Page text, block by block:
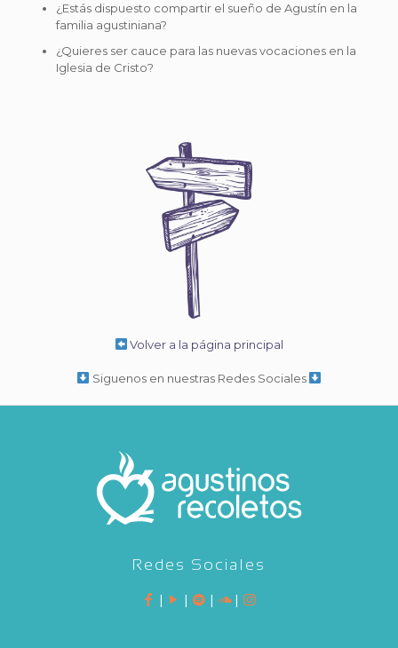
¿Estás dispuesto compartir el sueño de Agustín en la
familia agustiniana?
¿Quieres ser cauce para las nuevas vocaciones en la
Iglesia de Cristo?
Volver a la página principal
Siguenos en nuestras Redes Sociales
Redes Sociales
| | | |